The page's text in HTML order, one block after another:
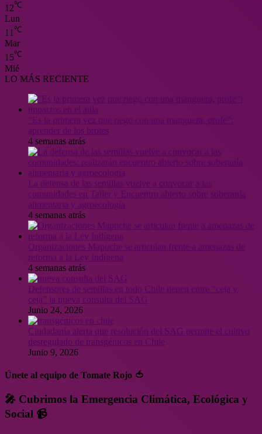
12℃
Lun
11 ℃
Mar
15℃
Mié
LO MÁS RECIENTE
4 semanas atrás
4 semanas atrás
Organizaciones Mapuche se articulan frente a amenazas de
4 semanas atrás
ceja” la nueva consulta del SAG
Junio 24, 2026
Ciudadanía alerta que resolución del SAG permite el cultivo
desregulado de transgénicos en Chile
Junio 9, 2026
Únete al equipo de Tomate Rojo 🍅
🎤 Cubrimos la Emergencia Climática, Ecológica y
Social 📹